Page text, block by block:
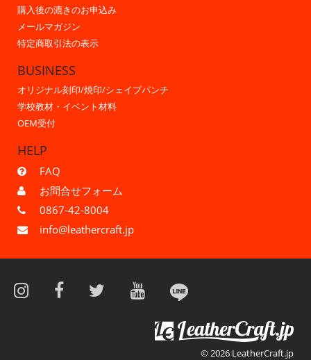
購入後の漉きのお申込み
メールマガジン
特定商取引法の表示
BUSINESS
オリジナル刻印/焼印/シェイプパンチ
学校教材・イベント材料
OEM受付
HELP
FAQ
お問合せフォーム
0867-42-8004
info@leathercraft.jp
© 2026 LeatherCraft.jp